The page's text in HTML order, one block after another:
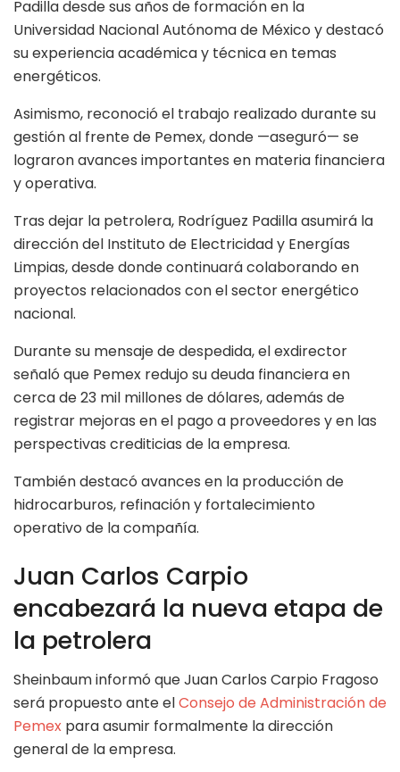
Padilla desde sus años de formación en la
Universidad Nacional Autónoma de México y destacó
su experiencia académica y técnica en temas
energéticos.
Asimismo, reconoció el trabajo realizado durante su
gestión al frente de Pemex, donde —aseguró— se
lograron avances importantes en materia financiera
y operativa.
Tras dejar la petrolera, Rodríguez Padilla asumirá la
dirección del Instituto de Electricidad y Energías
Limpias, desde donde continuará colaborando en
proyectos relacionados con el sector energético
nacional.
Durante su mensaje de despedida, el exdirector
señaló que Pemex redujo su deuda financiera en
cerca de 23 mil millones de dólares, además de
registrar mejoras en el pago a proveedores y en las
perspectivas crediticias de la empresa.
También destacó avances en la producción de
hidrocarburos, refinación y fortalecimiento
operativo de la compañía.
Juan Carlos Carpio
encabezará la nueva etapa de
la petrolera
Sheinbaum informó que Juan Carlos Carpio Fragoso
será propuesto ante elConsejo de Administración de
Pemex para asumir formalmente la dirección
general de la empresa.